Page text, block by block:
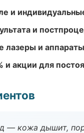
и
и
лазеры и
и акции для
— кожа дышит,